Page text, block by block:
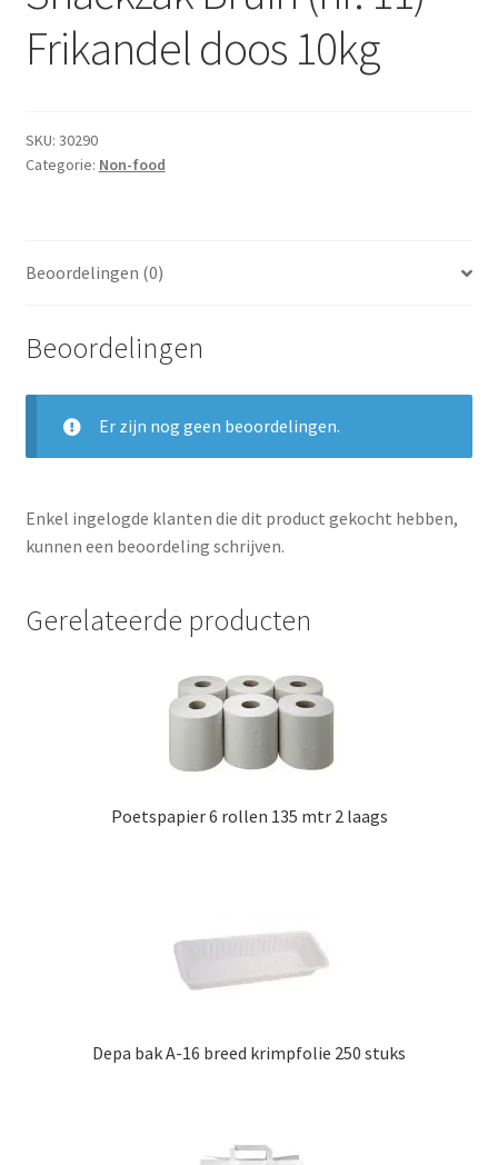
Dranken
Droge Kruidenierswaren
Frites
Maaltijden Diepvries
Frikandel doos 10kg
SKU: 30290
Categorie: Non-food
Beoordelingen (0)
Beoordelingen
Er zijn nog geen beoordelingen.
Enkel ingelogde klanten die dit product gekocht hebben,
kunnen een beoordeling schrijven.
Gerelateerde producten
Poetspapier 6 rollen 135 mtr 2 laags
Depa bak A-16 breed krimpfolie 250 stuks